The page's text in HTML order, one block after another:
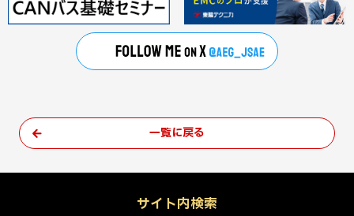
一覧に戻る
サイト内検索